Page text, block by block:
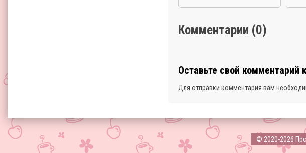
Комментарии (0)
Оставьте свой комментарий
Для отправки комментария вам
© 2020-2026